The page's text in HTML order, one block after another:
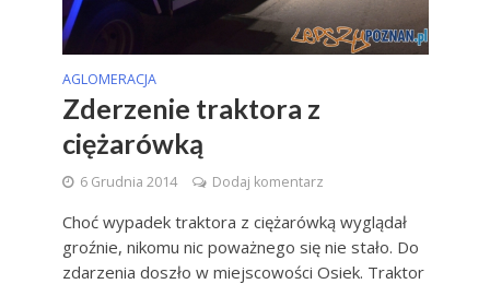
AGLOMERACJA
Zderzenie traktora z
ciężarówką
6 Grudnia 2014 Dodaj komentarz
Choć wypadek traktora z ciężarówką wyglądał
groźnie, nikomu nic poważnego się nie stało. Do
zdarzenia doszło w miejscowości Osiek. Traktor